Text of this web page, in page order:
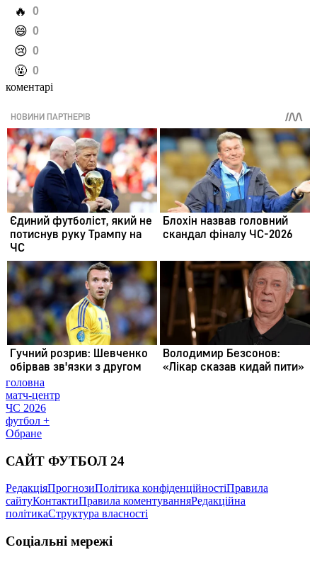
️🔥 0
️😄 0
️😢 0
️🤬 0
коментарі
головна
матч-центр
ЧС 2026
футбол +
Обране
САЙТ ФУТБОЛ 24
РедакціяПрогнозиПолітика конфіденційностіПравила
сайтуКонтактиПравила коментуванняРедакційна
політикаСтруктура власності
Соціальні мережі